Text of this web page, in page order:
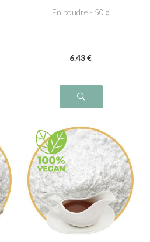
En poudre - 50 g
6.43 €